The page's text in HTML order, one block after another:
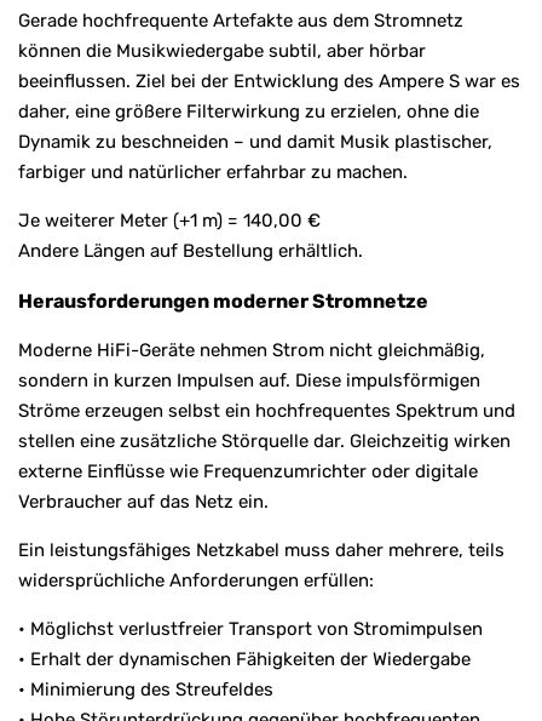
Gerade hochfrequente Artefakte aus dem Stromnetz
können die Musikwiedergabe subtil, aber hörbar
beeinflussen. Ziel bei der Entwicklung des Ampere S war es
daher, eine größere Filterwirkung zu erzielen, ohne die
Dynamik zu beschneiden – und damit Musik plastischer,
farbiger und natürlicher erfahrbar zu machen.
Je weiterer Meter (+1 m) = 140,00 €
Andere Längen auf Bestellung erhältlich.
Herausforderungen moderner Stromnetze
Moderne HiFi-Geräte nehmen Strom nicht gleichmäßig,
sondern in kurzen Impulsen auf. Diese impulsförmigen
Ströme erzeugen selbst ein hochfrequentes Spektrum und
stellen eine zusätzliche Störquelle dar. Gleichzeitig wirken
externe Einflüsse wie Frequenzumrichter oder digitale
Verbraucher auf das Netz ein.
Ein leistungsfähiges Netzkabel muss daher mehrere, teils
widersprüchliche Anforderungen erfüllen:
• Möglichst verlustfreier Transport von Stromimpulsen
• Erhalt der dynamischen Fähigkeiten der Wiedergabe
• Minimierung des Streufeldes